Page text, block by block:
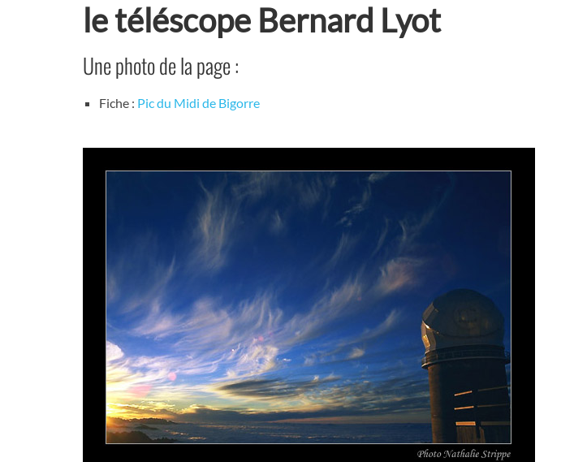
le téléscope Bernard Lyot
Une photo de la page :
Fiche : Pic du Midi de Bigorre